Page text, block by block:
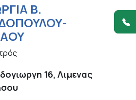
Β.
16, Λιμενας